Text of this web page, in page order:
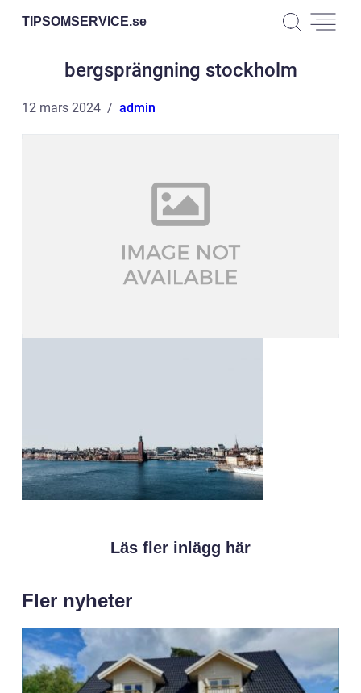
TIPSOMSERVICE.se
bergsprängning stockholm
12 mars 2024 admin
Läs fler inlägg här
Fler nyheter